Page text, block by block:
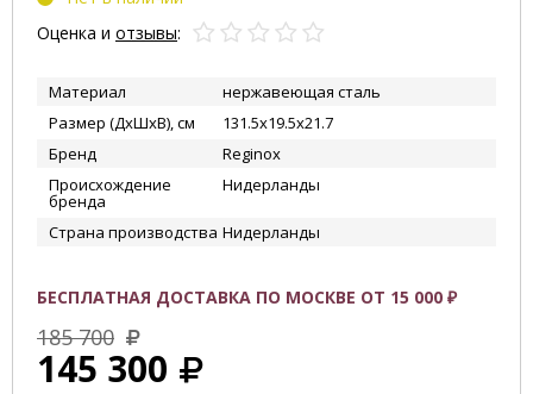
Оценка и отзывы:
Материал
нержавеющая сталь
Размер (ДхШхВ), см
131.5х19.5х21.7
Бренд
Reginox
Происхождение
бренда
Нидерланды
Страна производства Нидерланды
БЕСПЛАТНАЯ ДОСТАВКА ПО МОСКВЕ ОТ 15 000 ₽
185 700
145 300